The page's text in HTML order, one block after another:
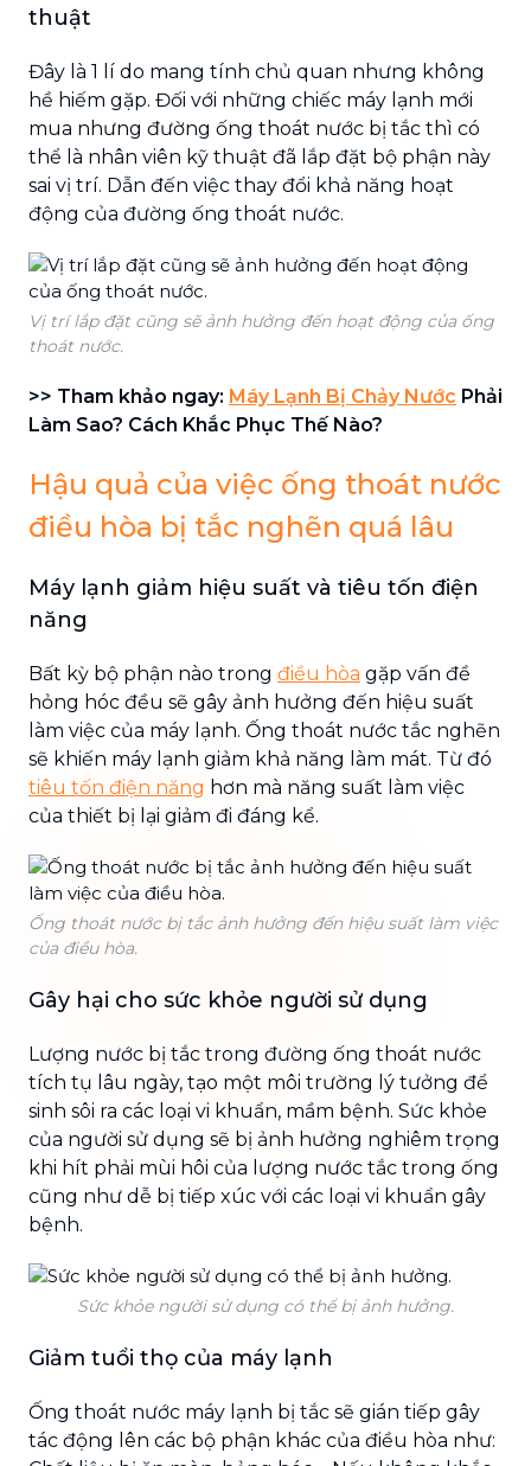
thuật
Đây là 1 lí do mang tính chủ quan nhưng không
hề hiếm gặp. Đối với những chiếc máy lạnh mới
mua nhưng đường ống thoát nước bị tắc thì có
thể là nhân viên kỹ thuật đã lắp đặt bộ phận này
sai vị trí. Dẫn đến việc thay đổi khả năng hoạt
động của đường ống thoát nước.
Vị trí lắp đặt cũng sẽ ảnh hưởng đến hoạt động của ống
thoát nước.
>> Tham khảo ngay: Máy Lạnh Bị Chảy Nước Phải
Làm Sao? Cách Khắc Phục Thế Nào?
Hậu quả của việc ống thoát nước
điều hòa bị tắc nghẽn quá lâu
Máy lạnh giảm hiệu suất và tiêu tốn điện
năng
Bất kỳ bộ phận nào trong điều hòa gặp vấn đề
hỏng hóc đều sẽ gây ảnh hưởng đến hiệu suất
làm việc của máy lạnh. Ống thoát nước tắc nghẽn
sẽ khiến máy lạnh giảm khả năng làm mát. Từ đó
tiêu tốn điện năng hơn mà năng suất làm việc
của thiết bị lại giảm đi đáng kể.
Ống thoát nước bị tắc ảnh hưởng đến hiệu suất làm việc
của điều hòa.
Gây hại cho sức khỏe người sử dụng
Lượng nước bị tắc trong đường ống thoát nước
tích tụ lâu ngày, tạo một môi trường lý tưởng để
sinh sôi ra các loại vi khuẩn, mầm bệnh. Sức khỏe
của người sử dụng sẽ bị ảnh hưởng nghiêm trọng
khi hít phải mùi hôi của lượng nước tắc trong ống
cũng như dễ bị tiếp xúc với các loại vi khuẩn gây
bệnh.
Sức khỏe người sử dụng có thể bị ảnh hưởng.
Giảm tuổi thọ của máy lạnh
Ống thoát nước máy lạnh bị tắc sẽ gián tiếp gây
tác động lên các bộ phận khác của điều hòa như: